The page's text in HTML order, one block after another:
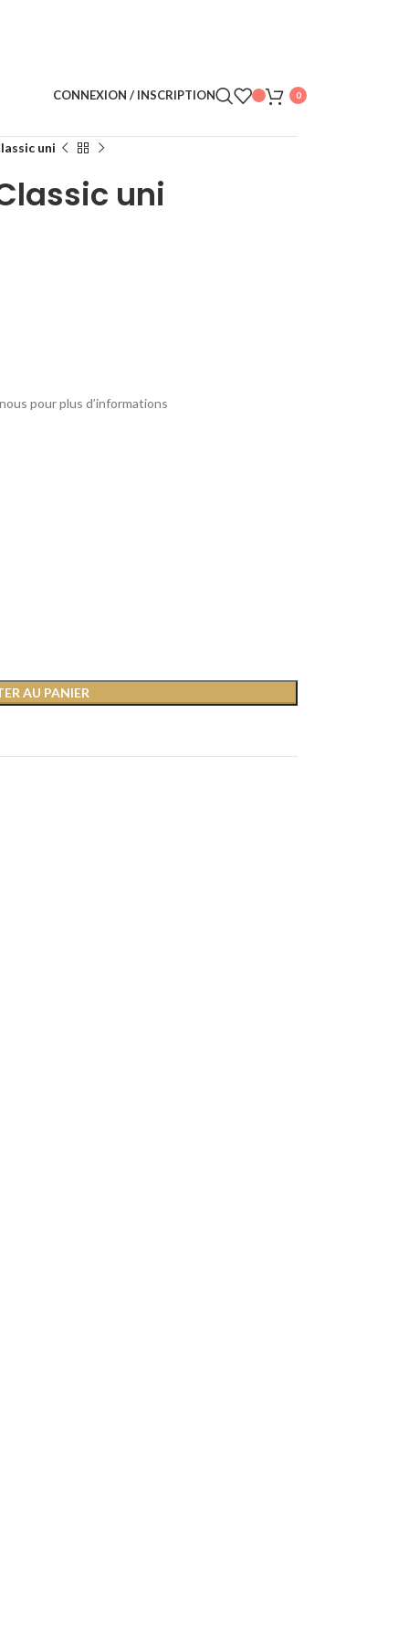
CONNEXION / INSCRIPTION 0
uni
uni
pour plus d’informations
AU PANIER